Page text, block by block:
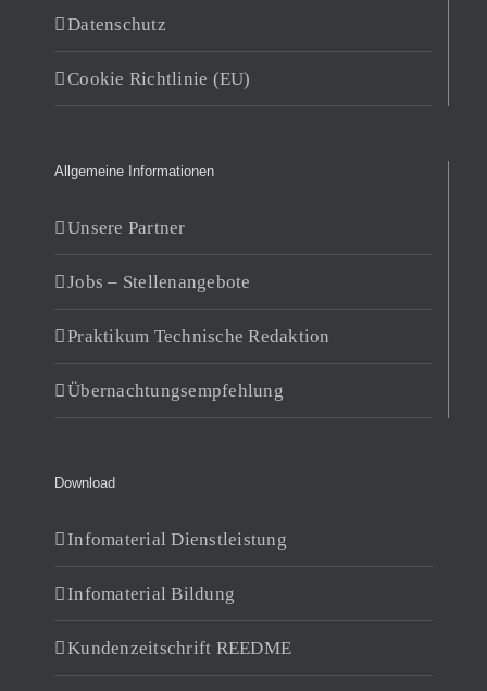
Datenschutz
Cookie Richtlinie (EU)
Allgemeine Informationen
Unsere Partner
Jobs – Stellenangebote
Praktikum Technische Redaktion
Übernachtungsempfehlung
Download
Infomaterial Dienstleistung
Infomaterial Bildung
Kundenzeitschrift REEDME